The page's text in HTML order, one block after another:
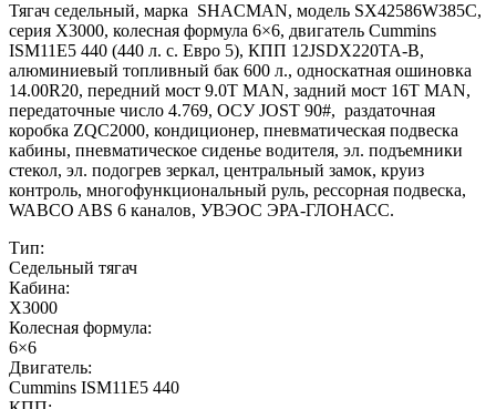
Тягач седельный, марка SHACMAN, модель SX42586W385C,
серия Х3000, колесная формула 6×6, двигатель Cummins
ISM11E5 440 (440 л. с. Евро 5), КПП 12JSDX220TA-B,
алюминиевый топливный бак 600 л., односкатная ошиновка
14.00R20, передний мост 9.0T MAN, задний мост 16T MAN,
передаточные число 4.769, ОСУ JOST 90#, раздаточная
коробка ZQC2000, кондиционер, пневматическая подвеска
кабины, пневматическое сиденье водителя, эл. подъемники
стекол, эл. подогрев зеркал, центральный замок, круиз
контроль, многофункциональный руль, рессорная подвеска,
WABCO ABS 6 каналов, УВЭОС ЭРА-ГЛОНАСС.
Тип:
Седельный тягач
Кабина:
X3000
Колесная формула:
6×6
Двигатель:
Cummins ISM11E5 440